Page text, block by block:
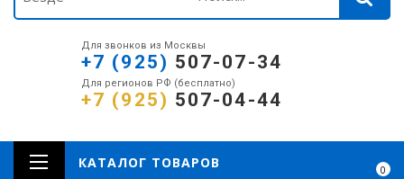
Для звонков из Москвы
+7 (925) 507-07-34
Для регионов РФ (бесплатно)
+7 (925) 507-04-44
0
КАТАЛОГ ТОВАРОВ